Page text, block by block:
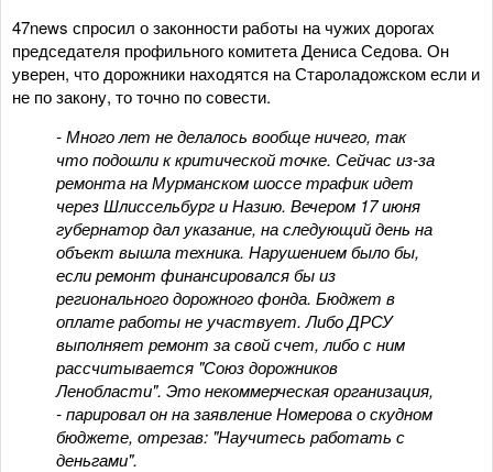
47news спросил о законности работы на чужих дорогах
председателя профильного комитета Дениса Седова. Он
уверен, что дорожники находятся на Староладожском если и
не по закону, то точно по совести.
- Много лет не делалось вообще ничего, так
что подошли к критической точке. Сейчас из-за
ремонта на Мурманском шоссе трафик идет
через Шлиссельбург и Назию. Вечером 17 июня
губернатор дал указание, на следующий день на
объект вышла техника. Нарушением было бы,
если ремонт финансировался бы из
регионального дорожного фонда. Бюджет в
оплате работы не участвует. Либо ДРСУ
выполняет ремонт за свой счет, либо с ним
рассчитывается "Союз дорожников
Ленобласти". Это некоммерческая организация,
- парировал он на заявление Номерова о скудном
бюджете, отрезав: "Научитесь работать с
деньгами".